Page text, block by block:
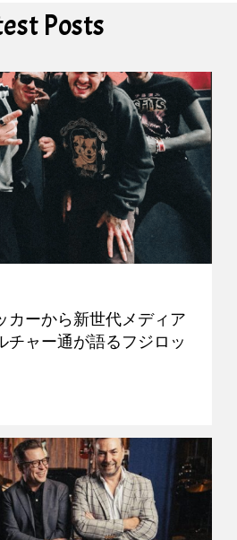
Posts
カーから新世代メディア
チャー通が語るフジロッ